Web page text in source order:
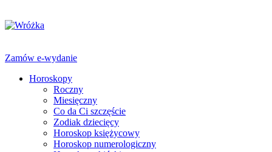
Zamów e-wydanie
Horoskopy
Roczny
Miesięczny
Co da Ci szczęście
Zodiak dziecięcy
Horoskop księżycowy
Horoskop numerologiczny